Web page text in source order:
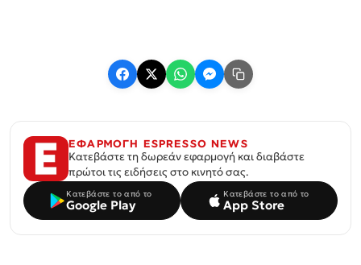
ΕΦΑΡΜΟΓΗ ESPRESSO NEWS
Κατεβάστε τη δωρεάν εφαρμογή και διαβάστε
πρώτοι τις ειδήσεις στο κινητό σας.
Κατεβάστε το από το
Google Play
Κατεβάστε το από το
App Store